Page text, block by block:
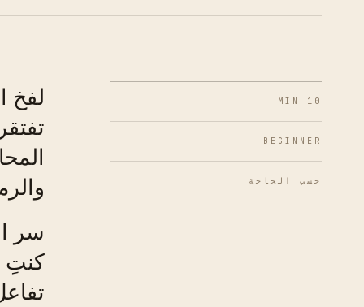
10 MIN
BEGINNER
حسب الحاجة
لفخ
سر
كنتِ